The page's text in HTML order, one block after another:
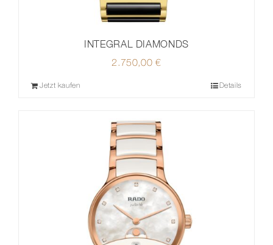
INTEGRAL DIAMONDS
2.750,00€
Jetzt kaufen Details